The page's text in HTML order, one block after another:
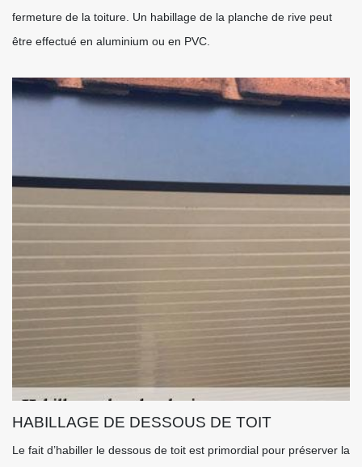
fermeture de la toiture. Un habillage de la planche de rive peut
être effectué en aluminium ou en PVC.
HABILLAGE DE DESSOUS DE TOIT
Le fait d’habiller le dessous de toit est primordial pour préserver la